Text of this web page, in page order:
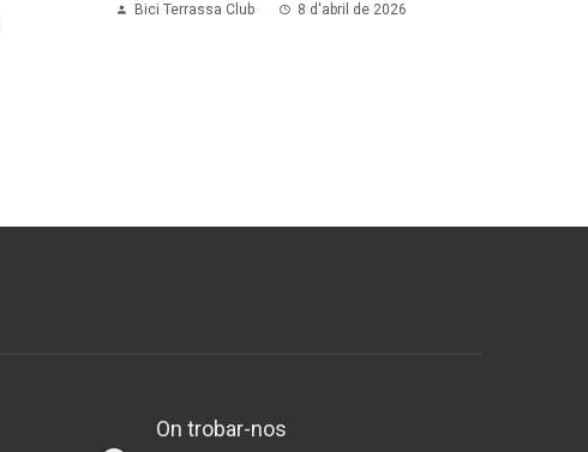
Bici Terrassa Club 8 d'abril de 2026
On trobar-nos